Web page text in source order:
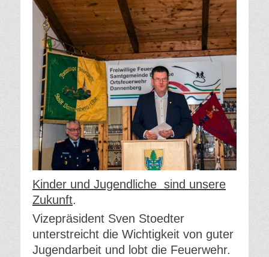
Kinder und Jugendliche sind unsere
Zukunft.
Vizepräsident Sven Stoedter
unterstreicht die Wichtigkeit von guter
Jugendarbeit und lobt die Feuerwehr.